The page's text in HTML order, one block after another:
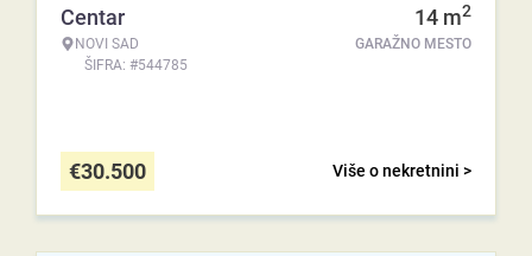
Centar
NOVI SAD
ŠIFRA: #544785
14 m2
GARAŽNO MESTO
Više o nekretnini >
€30.500